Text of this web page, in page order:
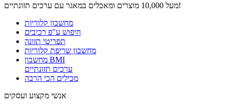
מעל 10,000 מוצרים ומאכלים במאגר עם ערכים תזונתיים!
מחשבון קלוריות
חיפוש ע"פ רכיבים
תפריטי תזונה
מחשבון שריפת קלוריות
מחשבון BMI
ערכים תזונתיים
מכילים הכי הרבה
אנשי מקצוע ועסקים